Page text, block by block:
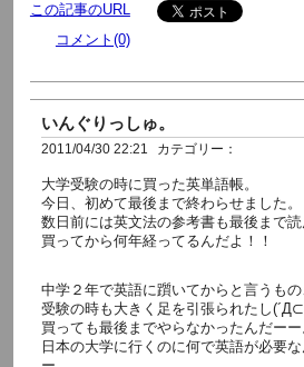
この記事のURL
コメント(0)
いんぐりっしゅ。
2011/04/30 22:21 カテゴリー：
大学受験の時に買った英単語帳。
今日、初めて最後まで終わらせました。
数日前には英文法の参考書も最後まで読
買ってから何年経ってるんだよ！！
中学２年で英語に躓いてからと言うもの
受験の時も大きく足を引張られたし
買っても最後までやらなかったんだーー
日本の大学に行くのに何で英語が必要